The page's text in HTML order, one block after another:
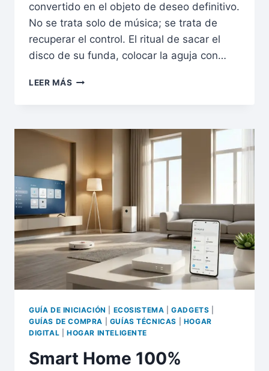
convertido en el objeto de deseo definitivo.
No se trata solo de música; se trata de
recuperar el control. El ritual de sacar el
disco de su funda, colocar la aguja con…
LEER MÁS
CÓMO
INTEGRAR
SONIDO
ANALÓGICO
EN
TU
HOGAR
INTELIGENTE
GUÍA DE INICIACIÓN ECOSISTEMA |GADGETS
GUÍAS DE COMPRA
GUÍAS TÉCNICAS
HOGAR
DIGITAL
HOGAR INTELIGENTE
Smart Home 100%